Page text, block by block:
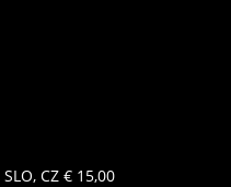
SLO, CZ € 15,00